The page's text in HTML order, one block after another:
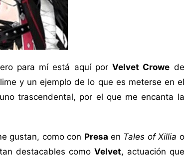
para mí está aquí porVelvet Crowe de
y un ejemplo de lo que es meterse en el
trascendental, por el que me encanta la
gustan, como con Presa en Tales of Xillia o
destacables como Velvet, actuación que